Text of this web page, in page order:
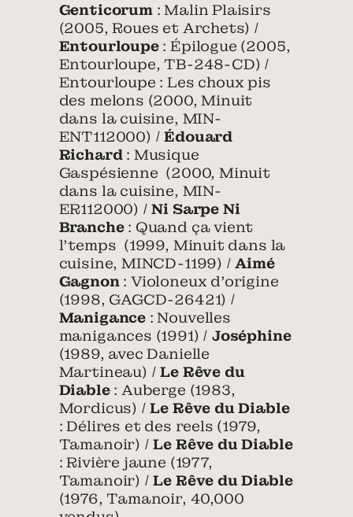
Genticorum: Malin Plaisirs
(2005, Roues et Archets) /
Entourloupe: Épilogue (2005,
Entourloupe, TB-248-CD) /
Entourloupe : Les choux pis
des melons (2000, Minuit
dans la cuisine, MIN-
ENT112000) /Édouard
Richard: Musique
Gaspésienne (2000, Minuit
dans la cuisine, MIN-
ER112000) /Ni Sarpe Ni
Branche: Quand ça vient
l’temps (1999, Minuit dans la
cuisine, MINCD-1199) /Aimé
Gagnon: Violoneux d’origine
(1998, GAGCD-26421) /
Manigance : Nouvelles
manigances (1991) / Joséphine
(1989, avec Danielle
Martineau) /Le Rêve du
Diable: Auberge (1983,
Mordicus) /Le Rêve du Diable
: Délires et des reels (1979,
Tamanoir) /Le Rêve du Diable
: Rivière jaune (1977,
Tamanoir) /Le Rêve du Diable
(1976, Tamanoir, 40,000